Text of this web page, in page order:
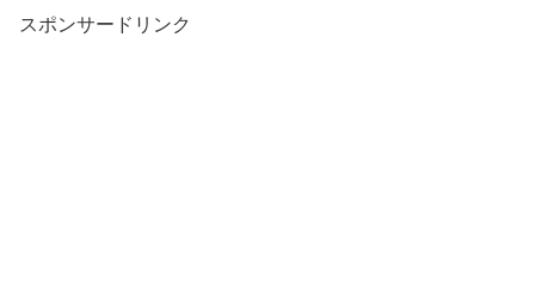
スポンサードリンク